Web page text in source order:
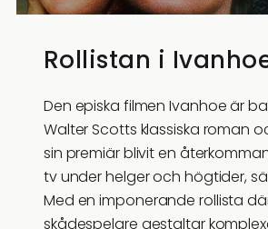
Rollistan i
Den episka filmen Ivanhoe är
Walter Scotts klassiska roman
sin premiär blivit en
tv under helger och högtider,
Med en imponerande rollista
skådespelare gestaltar